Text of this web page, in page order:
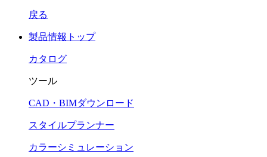
戻る
製品情報トップ
カタログ
ツール
CAD・BIMダウンロード
スタイルプランナー
カラーシミュレーション